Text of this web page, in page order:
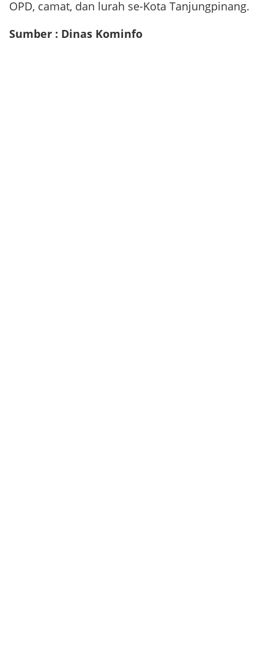
OPD, camat, dan lurah se-Kota Tanjungpinang.
Sumber : Dinas Kominfo